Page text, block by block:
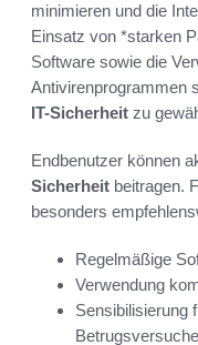
minimieren und die
Einsatz von *starken
Software sowie die
Antivirenprogrammen
IT-Sicherheit zu
Endbenutzer können
Sicherheit beitragen.
besonders
Regelmäßige
Verwendung
Sensibilisierung
Betrugsversuche